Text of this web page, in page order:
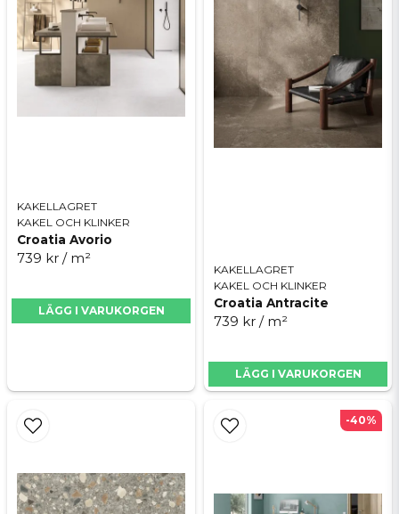
KAKELLAGRET
KAKEL OCH KLINKER
Croatia Avorio
739 kr / m²
LÄGG I VARUKORGEN
KAKELLAGRET
KAKEL OCH KLINKER
Croatia Antracite
739 kr / m²
LÄGG I VARUKORGEN
-40%